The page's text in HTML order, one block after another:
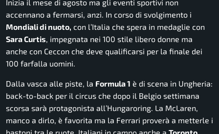
Inizia il mese di agosto ma gli eventi sportivi non
accennano a fermarsi, anzi. In corso di svolgimento i
Mondiali di nuoto, con l’Italia che spera in medaglie con
Sara Curtis, impegnata nei 100 stile libero donne ma
anche con Ceccon che deve qualificarsi per la finale dei
100 farfalla uomini.
Dalla vasca alle piste, la Formula 1 è di scena in Ungheria:
back-to-back per il circus che dopo il Belgio settimana
scorsa sarà protagonista all’Hungaroring. La McLaren,
manco a dirlo, è favorita ma la Ferrari proverà a metterle i